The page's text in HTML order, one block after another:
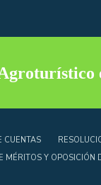
CUENTAS
MÉRITOS Y OPOSICIÓN